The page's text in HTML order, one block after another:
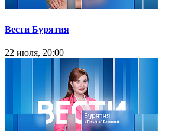
Вести Бурятия
22 июля, 20:00